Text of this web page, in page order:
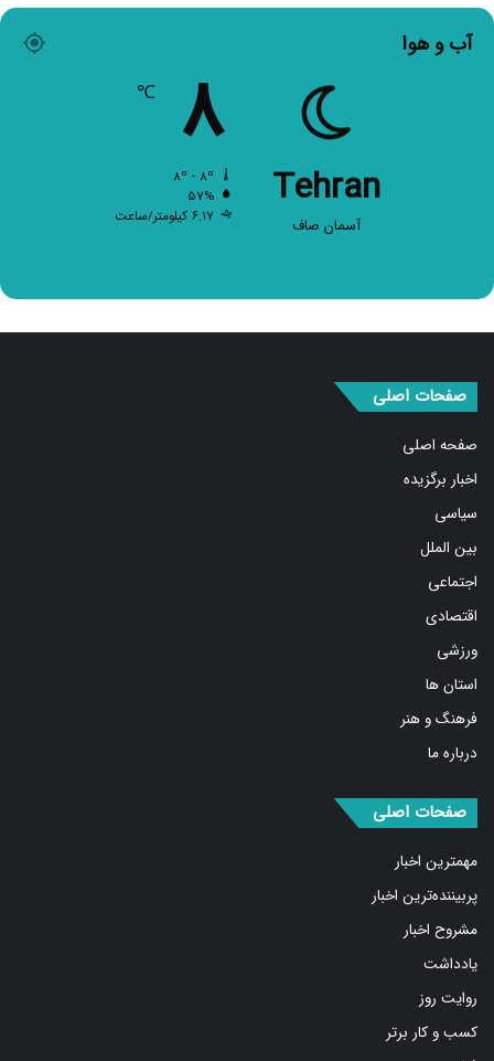
آب و هوا
Tehran
آسمان صاف
۸
۵۷%
۶.۱۷ کیلومتر/ساعت
صفحه اصلی
اخبار برگزیده
سیاسی
بین الملل
اجتماعی
اقتصادی
ورزشی
استان ها
فرهنگ و هنر
درباره ما
مهمترین اخبار
پربیننده‌ترین اخبار
مشروح اخبار
یادداشت
روایت روز
کسب و کار برتر
فیلم